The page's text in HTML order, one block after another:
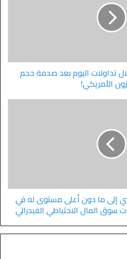
تداولات اليوم بعد صدمة حجم
الأمريكي!
إلى ما دون أعلى مستوى له في
سوق المال الاحتياطي الفيدرالي